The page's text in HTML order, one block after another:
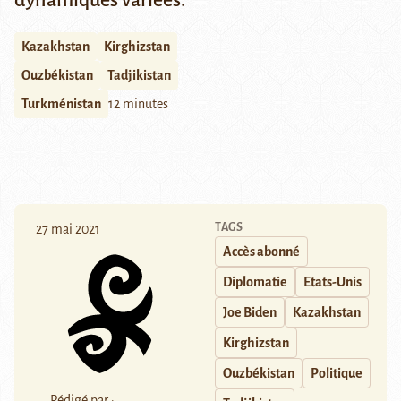
Kazakhstan
Kirghizstan
Ouzbékistan
Tadjikistan
Turkménistan 12 minutes
27 mai 2021 TAGS
Accès abonné
Diplomatie Etats-Unis
Joe Biden Kazakhstan
Kirghizstan
Ouzbékistan Politique